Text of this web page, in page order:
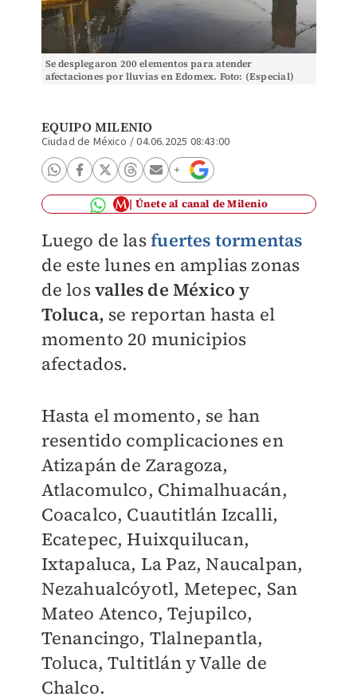
Se desplegaron 200 elementos para atender
afectaciones por lluvias en Edomex. Foto: (Especial)
EQUIPO MILENIO
Ciudad de México /04.06.2025 08:43:00
Únete al canal de Milenio
Luego de lasfuertes tormentas
de este lunes en amplias zonas
de losvalles de México y
Toluca, se reportan hasta el
momento 20 municipios
afectados.
Hasta el momento, se han
resentido complicaciones en
Atizapán de Zaragoza,
Atlacomulco, Chimalhuacán,
Coacalco, Cuautitlán Izcalli,
Ecatepec, Huixquilucan,
Ixtapaluca, La Paz, Naucalpan,
Nezahualcóyotl, Metepec, San
Mateo Atenco, Tejupilco,
Tenancingo, Tlalnepantla,
Toluca, Tultitlán y Valle de
Chalco.